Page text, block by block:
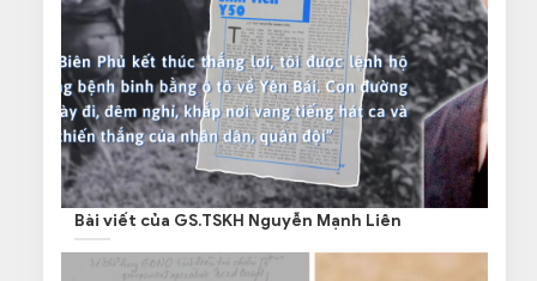
Bài viết của GS.TSKH Nguyễn Mạnh Liên